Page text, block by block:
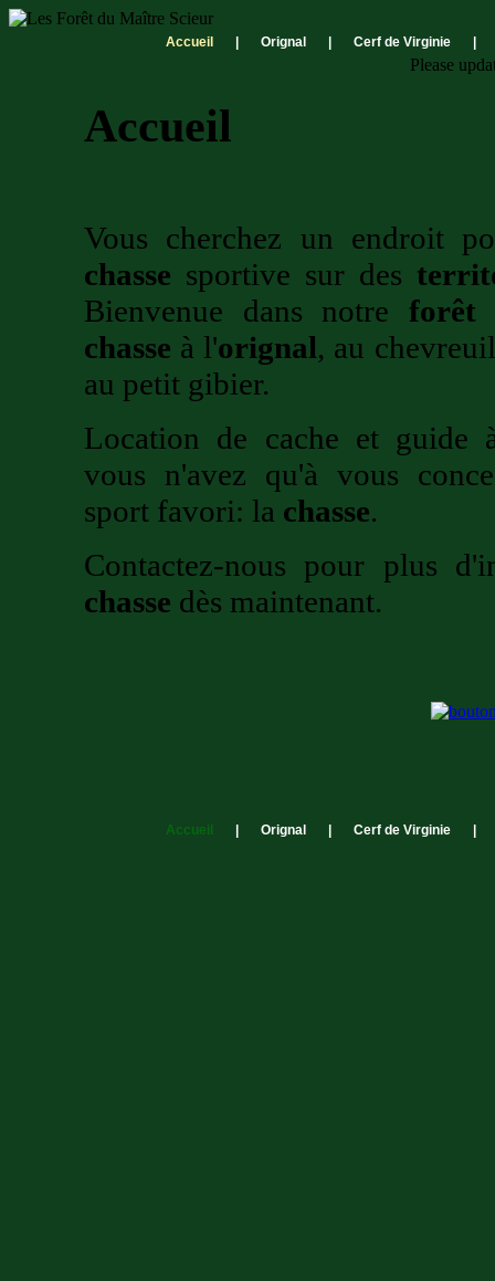
Accueil Orignal Cerf de Virginie
Please
Accueil
Vous cherchez un endroit
chasse sportive sur des
Bienvenue dans notre forêt
chasse à l'orignal, au
au petit gibier.
Location de cache et guide
vous n'avez qu'à vous
sport favori: la chasse.
Contactez-nous pour plus
chasse dès maintenant.
Accueil Orignal Cerf de Virginie